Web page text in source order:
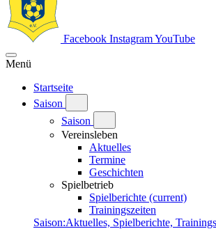
Facebook InstagramYouTube
Menü
Startseite
Saison
Saison
Vereinsleben
Aktuelles
Termine
Geschichten
Spielbetrieb
Spielberichte (current)
Trainingszeiten
Saison:Aktuelles, Spielberichte,